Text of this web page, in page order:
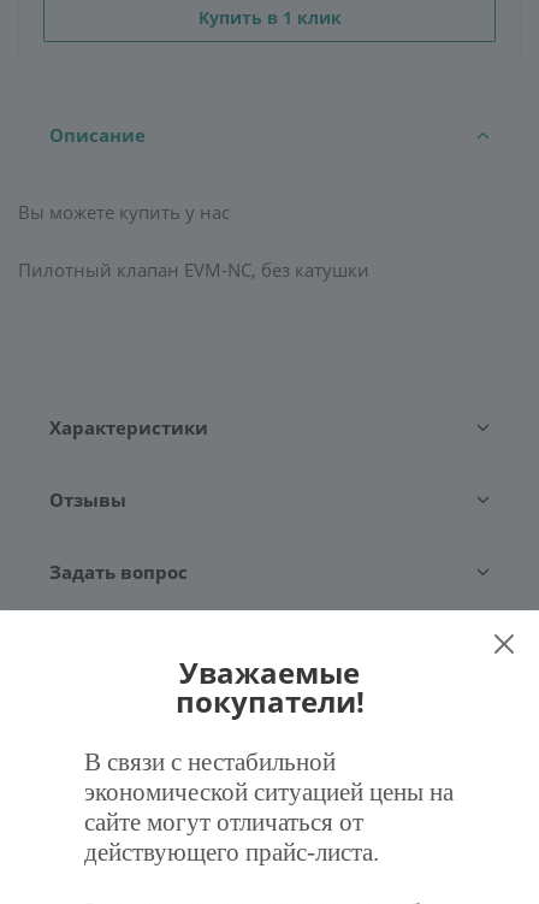
Купить в 1 клик
Описание
Вы можете купить у нас
Пилотный клапан EVM-NC, без катушки
Характеристики
Отзывы
Задать вопрос
Рекомендуем
Уважаемые
покупатели!
В связи с нестабильной
экономической ситуацией цены на
сайте могут отличаться от
действующего прайс-листа.